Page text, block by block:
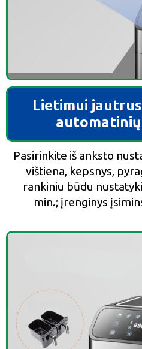
Lietimui
Pasirinkite iš anksto
vištiena, kepsnys,
rankiniu būdu
min.; įrenginys